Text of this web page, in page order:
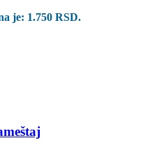
je: 1.750 RSD.